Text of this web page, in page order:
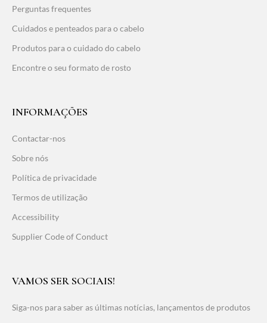
Perguntas frequentes
Cuidados e penteados para o cabelo
Produtos para o cuidado do cabelo
Encontre o seu formato de rosto
INFORMAÇÕES
Contactar-nos
Sobre nós
Política de privacidade
Termos de utilização
Accessibility
Supplier Code of Conduct
VAMOS SER SOCIAIS!
Siga-nos para saber as últimas notícias, lançamentos de produtos